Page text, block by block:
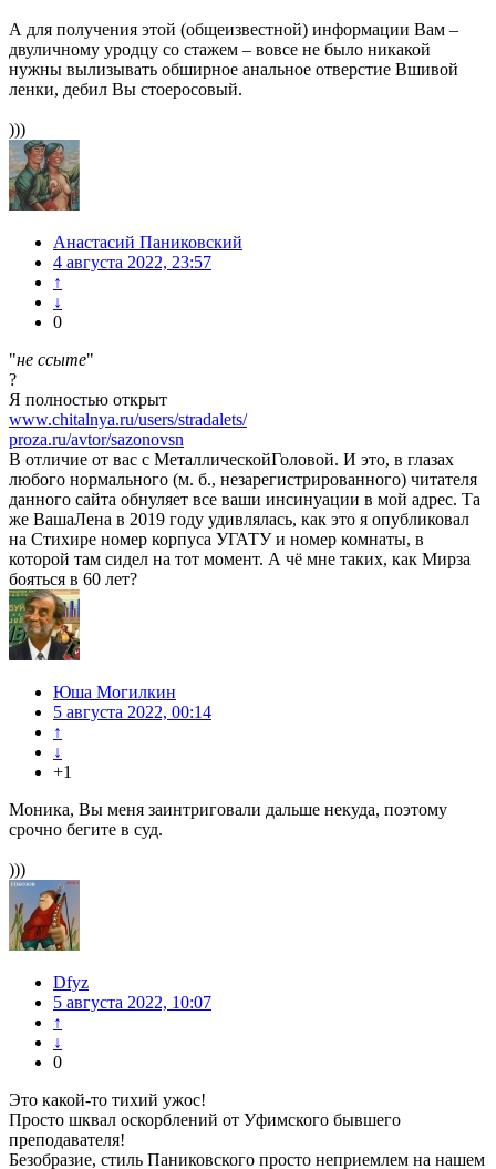
А для получения этой (общеизвестной) информации Вам –
двуличному уродцу со стажем – вовсе не было никакой
нужны вылизывать обширное анальное отверстие Вшивой
ленки, дебил Вы стоеросовый.
)))
Анастасий Паниковский
4 августа 2022, 23:57
↑
↓
0
"не ссыте"
?
Я полностью открыт
www.chitalnya.ru/users/stradalets/
proza.ru/avtor/sazonovsn
В отличие от вас с МеталлическойГоловой. И это, в глазах
любого нормального (м. б., незарегистрированного) читателя
данного сайта обнуляет все ваши инсинуации в мой адрес. Та
же ВашаЛена в 2019 году удивлялась, как это я опубликовал
на Стихире номер корпуса УГАТУ и номер комнаты, в
которой там сидел на тот момент. А чё мне таких, как Мирза
бояться в 60 лет?
Юша Могилкин
5 августа 2022, 00:14
↑
↓
+1
Моника, Вы меня заинтриговали дальше некуда, поэтому
срочно бегите в суд.
)))
Dfyz
5 августа 2022, 10:07
↑
↓
0
Это какой-то тихий ужос!
Просто шквал оскорблений от Уфимского бывшего
преподавателя!
Безобразие, стиль Паниковского просто неприемлем на нашем